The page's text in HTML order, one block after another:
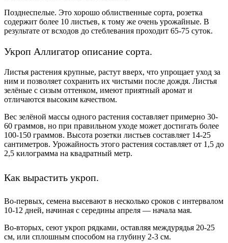
Позднеспелые. Это хорошо облиственные сорта, розетка
содержит более 10 листьев, к тому же очень урожайные. В
результате от всходов до стеблевания проходит 65-75 суток.
Укроп Аллигатор описание сорта.
Листья растения крупные, растут вверх, что упрощает уход за
ним и позволяет сохранить их чистыми после дождя. Листья
зелёные с сизым оттенком, имеют приятный аромат и
отличаются высоким качеством.
Вес зелёной массы одного растения составляет примерно 30-
60 граммов, но при правильном уходе может достигать более
100-150 граммов. Высота розетки листьев составляет 14-25
сантиметров. Урожайность этого растения составляет от 1,5 до
2,5 килограмма на квадратный метр.
Как вырастить укроп.
Во-первых, семена высевают в несколько сроков с интервалом
10-12 дней, начиная с середины апреля — начала мая.
Во-вторых, сеют укроп рядками, оставляя междурядья 20-25
см, или сплошным способом на глубину 2-3 см.